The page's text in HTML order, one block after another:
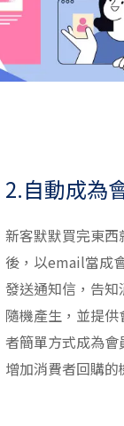
2.自動成為
新客默默買完東
後，以email當成
發送通知信，告
隨機產生，並提
者簡單方式成為會
增加消費者回購的